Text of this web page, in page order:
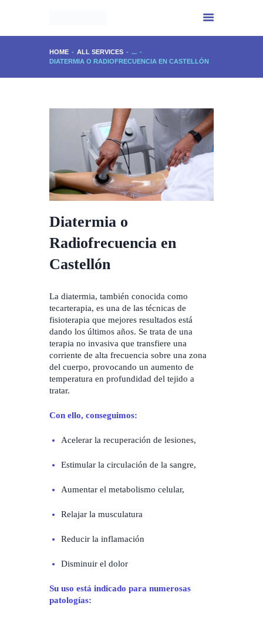
HOME ALL SERVICES
...
DIATERMIA O RADIOFRECUENCIA EN CASTELLÓN
INICIO
CENTRO IMPALA
SERVICIOS
EXPERIENCIA
PHYTOMER
CONTACTO
Diatermia o
Radiofrecuencia en
Castellón
La diatermia, también conocida como
tecarterapia, es una de las técnicas de
fisioterapia que mejores resultados está
dando los últimos años. Se trata de una
terapia no invasiva que transfiere una
corriente de alta frecuencia sobre una zona
del cuerpo, provocando un aumento de
temperatura en profundidad del tejido a
tratar.
Con ello, conseguimos:
Acelerar la recuperación de lesiones,
Estimular la circulación de la sangre,
Aumentar el metabolismo celular,
Relajar la musculatura
Reducir la inflamación
Disminuir el dolor
Su uso está indicado para numerosas
patologías: